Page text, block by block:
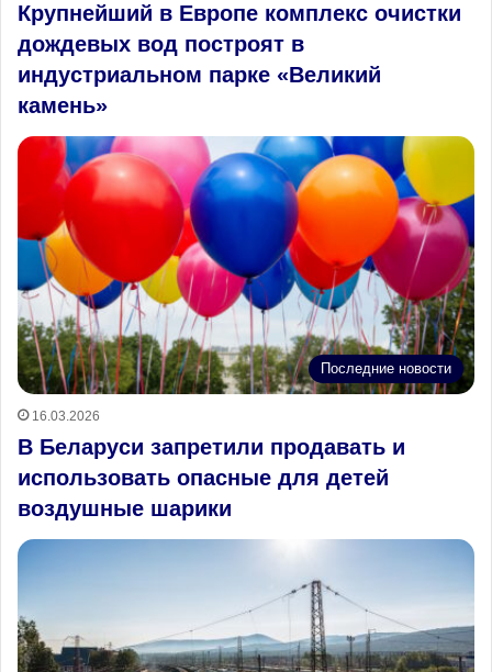
Крупнейший в Европе комплекс очистки
дождевых вод построят в
индустриальном парке «Великий
камень»
Последние новости
16.03.2026
В Беларуси запретили продавать и
использовать опасные для детей
воздушные шарики